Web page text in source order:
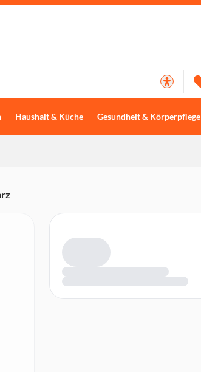
Haushalt & Küche Gesundheit & Körperpflege